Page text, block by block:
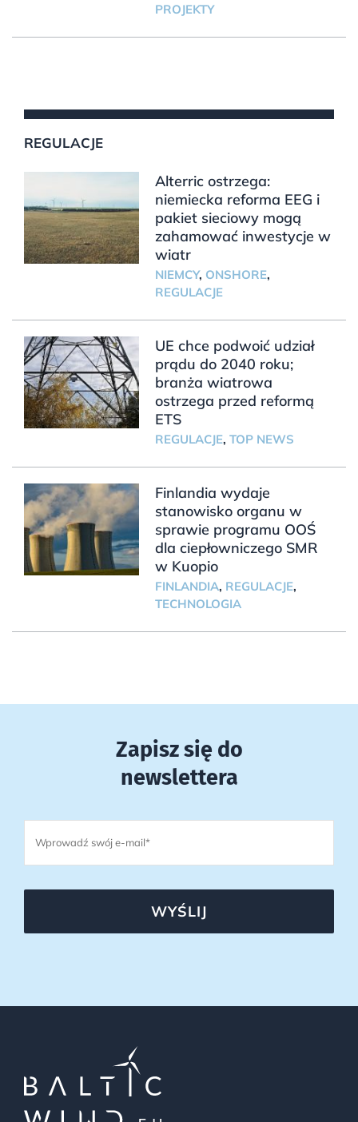
PROJEKTY
REGULACJE
Alterric ostrzega:
niemiecka reforma EEG i
pakiet sieciowy mogą
zahamować inwestycje w
wiatr
NIEMCY, ONSHORE,
REGULACJE
UE chce podwoić udział
prądu do 2040 roku;
branża wiatrowa
ostrzega przed reformą
ETS
REGULACJE, TOP NEWS
Finlandia wydaje
stanowisko organu w
sprawie programu OOŚ
dla ciepłowniczego SMR
w Kuopio
FINLANDIA, REGULACJE,
TECHNOLOGIA
Zapisz się do
newslettera
WYŚLIJ